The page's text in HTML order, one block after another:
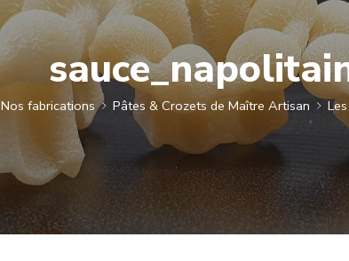
Nos fabrications Pâtes & Crozets de Maître Artisan